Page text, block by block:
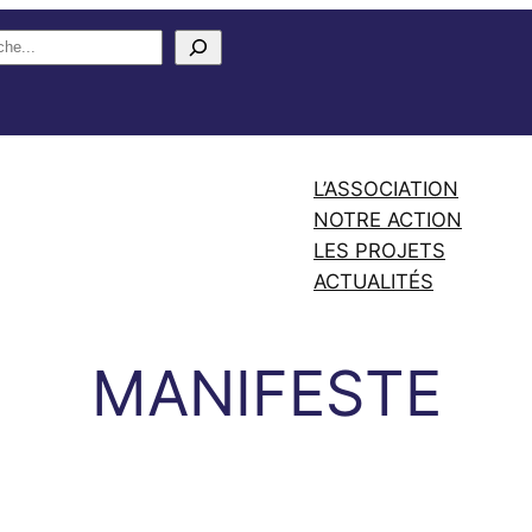
L’ASSOCIATION
NOTRE ACTION
LES PROJETS
ACTUALITÉS
MANIFESTE